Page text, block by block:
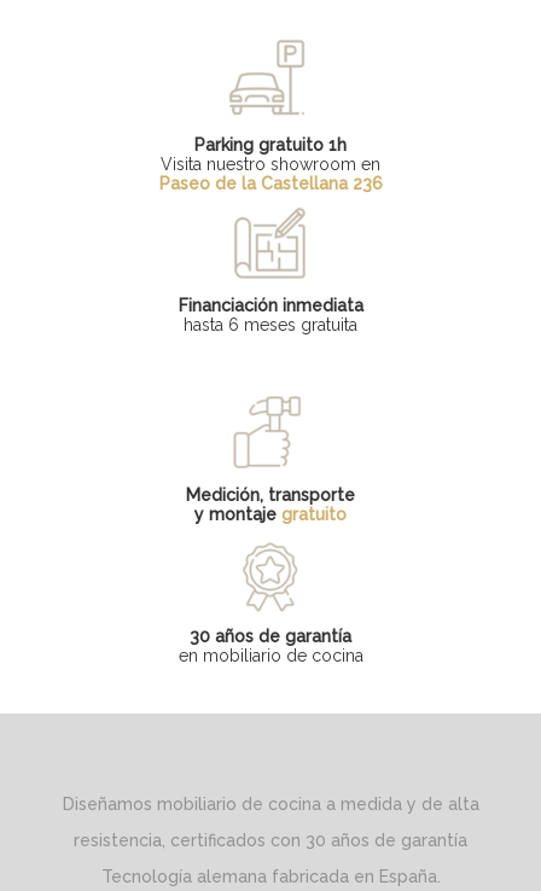
Parking gratuito 1h
Visita nuestro showroom en
Paseo de la Castellana 236
Financiación inmediata
hasta 6 meses gratuita
Medición, transporte
y montaje gratuito
30 años de garantía
en mobiliario de cocina
Diseñamos mobiliario de cocina a medida y de alta
resistencia, certificados con 30 años de garantía
Tecnología alemana fabricada en España.